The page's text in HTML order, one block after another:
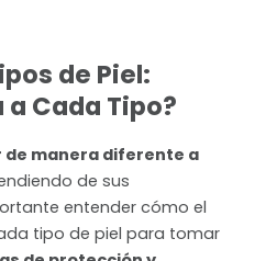
de Piel:
Cada Tipo?
manera diferente a
de sus
entender cómo el
tipo de piel para tomar